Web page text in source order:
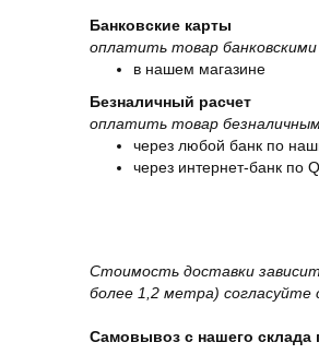
Банковские карты
оплатить товар
в нашем магазине
Безналичный расчет
оплатить товар
через любой банк по
через интернет-банк по
Стоимость доставки
более 1,2 метра)
Самовывоз с нашего склада